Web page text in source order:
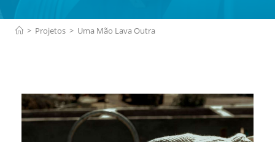
> Projetos > Uma Mão Lava Outra